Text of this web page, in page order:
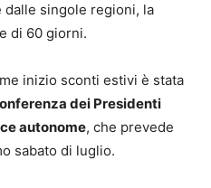
dalle singole regioni, la
di 60 giorni.
inizio sconti estivi è stata
dei Presidenti
autonome, che prevede
sabato di luglio.